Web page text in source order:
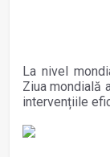
La nivel
Ziua mondială
intervențiile